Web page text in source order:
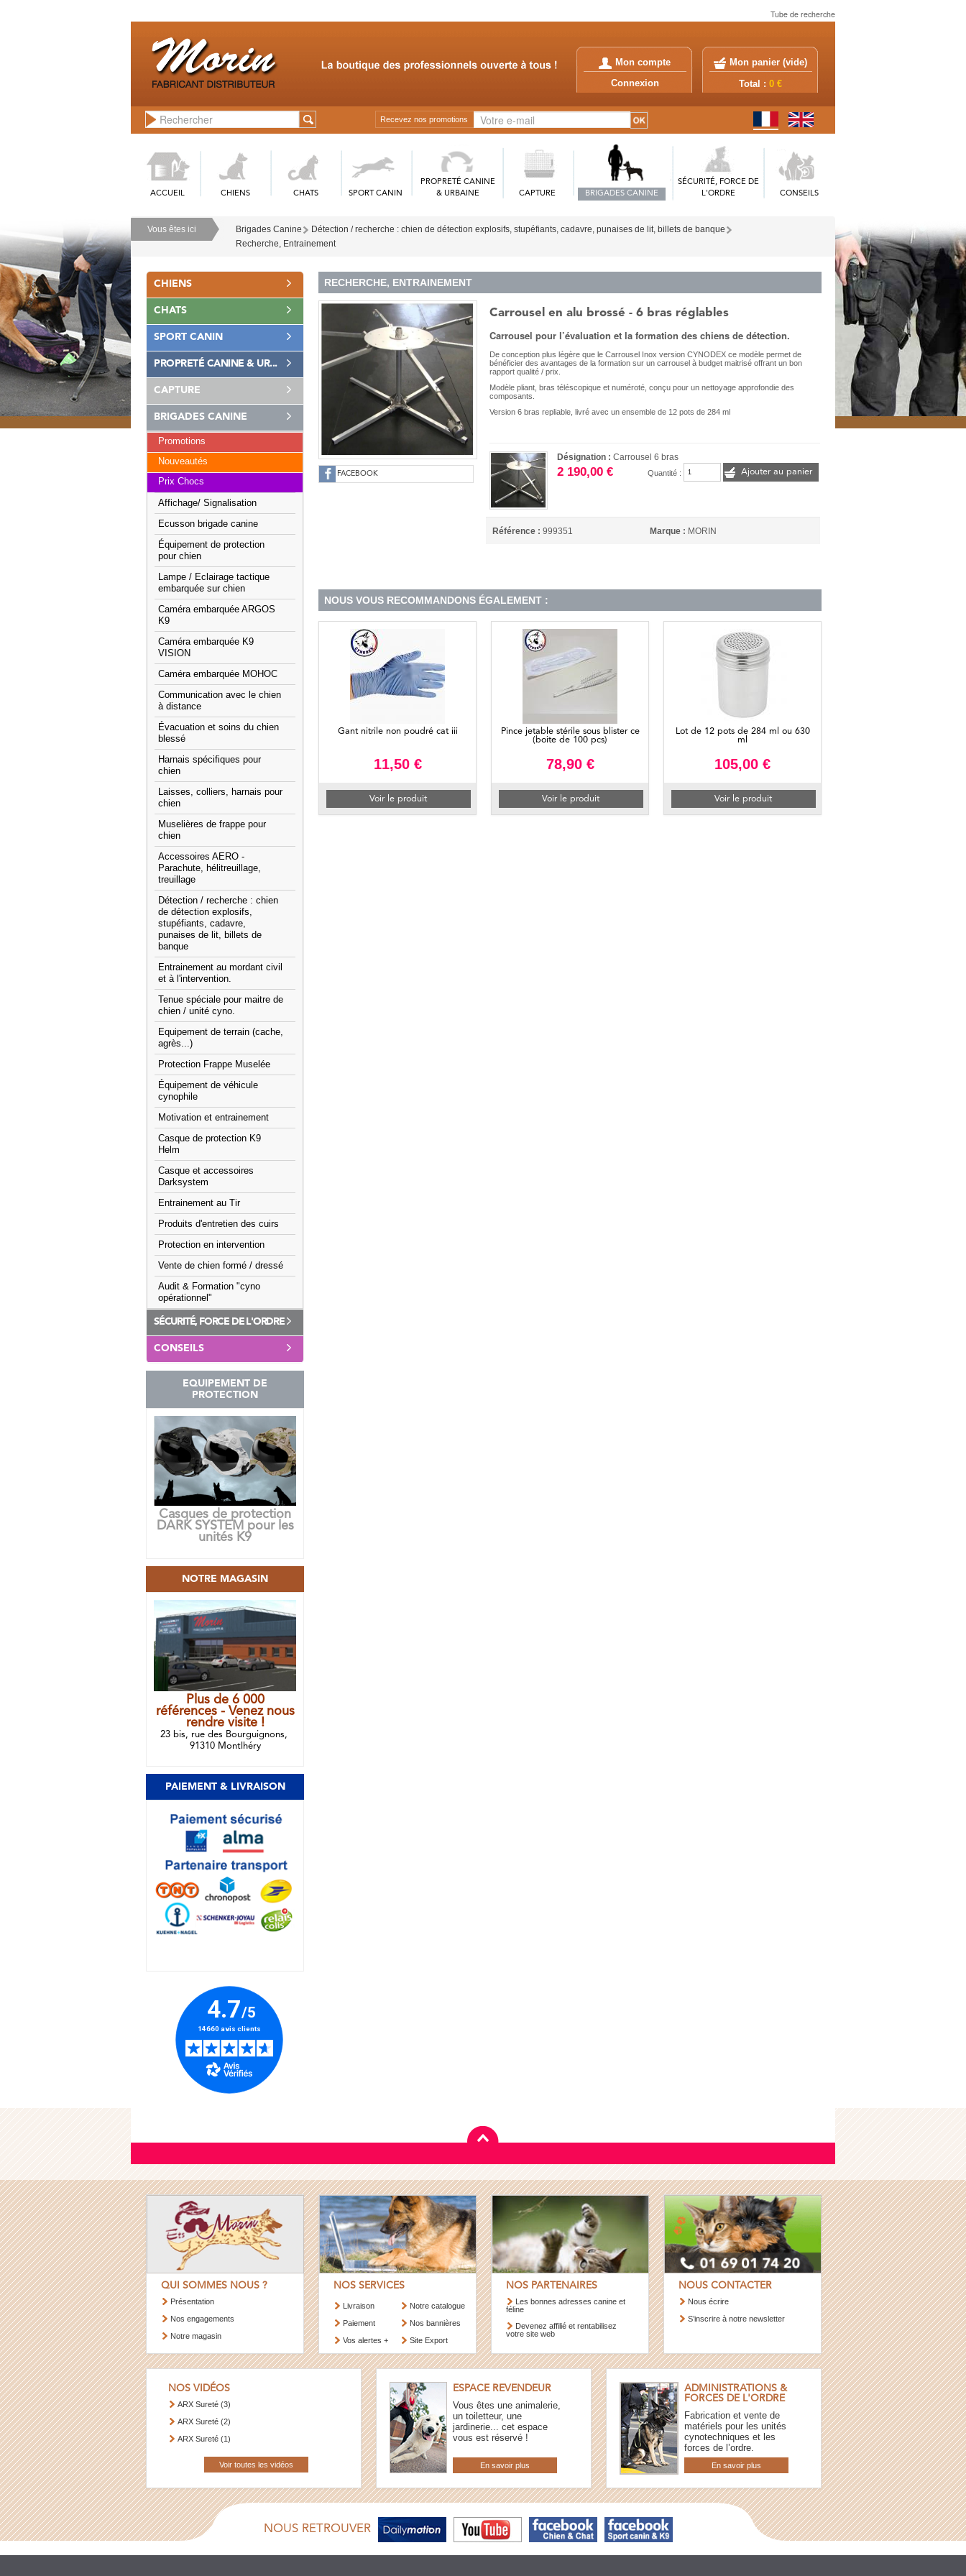
Tube de recherche
Mon compte
Connexion
Mon panier (vide)
Total : 0 €
Recevez nos promotions
ACCUEIL CHIENS CHATS SPORT CANIN
PROPRETÉ CANINE
& URBAINE
CAPTURE BRIGADES CANINE
SÉCURITÉ, FORCE DE
L'ORDRE
CONSEILS
Vous êtes ici Brigades Canine
Détection / recherche : chien de détection explosifs, stupéfiants, cadavre, punaises de lit, billets de banque
Recherche, Entrainement
CHIENS
CHATS
SPORT CANIN
PROPRETÉ CANINE & UR...
CAPTURE
BRIGADES CANINE
Promotions
Nouveautés
Prix Chocs
Affichage/ Signalisation
Ecusson brigade canine
Équipement de protection
pour chien
Lampe / Eclairage tactique
embarquée sur chien
Caméra embarquée ARGOS
K9
Caméra embarquée K9
VISION
Caméra embarquée MOHOC
Communication avec le chien
à distance
Évacuation et soins du chien
blessé
Harnais spécifiques pour
chien
Laisses, colliers, harnais pour
chien
Muselières de frappe pour
chien
Accessoires AERO -
Parachute, hélitreuillage,
treuillage
Détection / recherche : chien
de détection explosifs,
stupéfiants, cadavre,
punaises de lit, billets de
banque
Entrainement au mordant civil
et à l'intervention.
Tenue spéciale pour maitre de
chien / unité cyno.
Equipement de terrain (cache,
agrès...)
Protection Frappe Muselée
Équipement de véhicule
cynophile
Motivation et entrainement
Casque de protection K9
Helm
Casque et accessoires
Darksystem
Entrainement au Tir
Produits d'entretien des cuirs
Protection en intervention
Vente de chien formé / dressé
Audit & Formation "cyno
opérationnel"
SÉCURITÉ, FORCE DE L'ORDRE
CONSEILS
EQUIPEMENT DE
PROTECTION
Casques de protection
DARK SYSTEM pour les
unités K9
NOTRE MAGASIN
Plus de 6 000
références - Venez nous
rendre visite !
23 bis, rue des Bourguignons,
91310 Montlhéry
PAIEMENT & LIVRAISON
RECHERCHE, ENTRAINEMENT
FACEBOOK
Carrousel en alu brossé - 6 bras réglables
Carrousel pour l’évaluation et la formation des chiens de détection.
De conception plus légère que le Carrousel Inox version CYNODEX ce modèle permet de
bénéficier des avantages de la formation sur un carrousel à budget maitrisé offrant un bon
rapport qualité / prix.
Modèle pliant, bras téléscopique et numéroté, conçu pour un nettoyage approfondie des
composants.
Version 6 bras repliable, livré avec un ensemble de 12 pots de 284 ml
Désignation :Carrousel 6 bras
2 190,00 € Quantité : Ajouter au panier
Référence : 999351 Marque : MORIN
NOUS VOUS RECOMMANDONS ÉGALEMENT :
Gant nitrile non poudré cat iii
11,50 €
Voir le produit
Pince jetable stérile sous blister ce
(boite de 100 pcs)
78,90 €
Voir le produit
Lot de 12 pots de 284 ml ou 630
ml
105,00 €
Voir le produit
QUI SOMMES NOUS ?
Présentation
Nos engagements
Notre magasin
NOS SERVICES
Livraison
Paiement
Vos alertes +
Notre catalogue
Nos bannières
Site Export
NOS PARTENAIRES
Les bonnes adresses canine et
féline
Devenez affilié et rentabilisez
votre site web
NOUS CONTACTER
Nous écrire
S’inscrire à notre newsletter
NOS VIDÉOS
ARX Sureté (3)
ARX Sureté (2)
ARX Sureté (1)
Voir toutes les vidéos
ESPACE REVENDEUR
Vous êtes une animalerie,
un toiletteur, une
jardinerie... cet espace
vous est réservé !
En savoir plus
ADMINISTRATIONS &
FORCES DE L'ORDRE
Fabrication et vente de
matériels pour les unités
cynotechniques et les
forces de l’ordre.
En savoir plus
NOUS RETROUVER